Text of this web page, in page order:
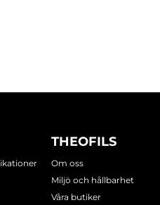
THEOFILS
Om oss
Miljö och hållbarhet
Våra butiker